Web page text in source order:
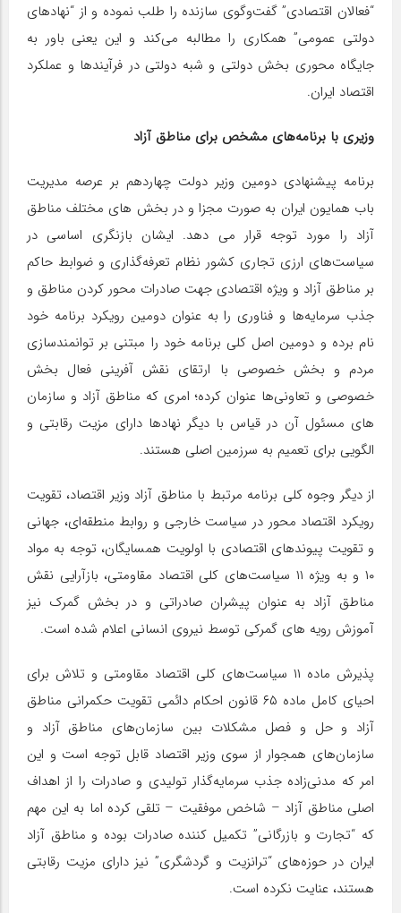
“فعالان اقتصادی” گفت‌وگوی سازنده را طلب نموده و از “نهادهای
دولتی عمومی” همکاری را مطالبه می‌کند و این یعنی باور به
جایگاه محوری بخش دولتی و شبه دولتی در فرآیندها و عملکرد
اقتصاد ایران.
وزیری با برنامه‌های مشخص برای مناطق آزاد
برنامه پیشنهادی دومین وزیر دولت چهاردهم بر عرصه مدیریت
باب همایون ایران به صورت مجزا و در بخش های مختلف مناطق
آزاد را مورد توجه قرار می دهد. ایشان بازنگری اساسی در
سیاست‌های ارزی تجاری کشور نظام تعرفه‌گذاری و ضوابط حاکم
بر مناطق آزاد و ویژه اقتصادی جهت صادرات محور کردن مناطق و
جذب سرمایه‌ها و فناوری را به عنوان دومین رویکرد برنامه خود
نام برده و دومین اصل کلی برنامه خود را مبتنی بر توانمندسازی
مردم و بخش خصوصی با ارتقای نقش آفرینی فعال بخش
خصوصی و تعاونی‌ها عنوان کرده؛ امری که مناطق آزاد و سازمان
های مسئول آن در قیاس با دیگر نهادها دارای مزیت رقابتی و
الگویی برای تعمیم به سرزمین اصلی هستند.
از دیگر وجوه کلی برنامه مرتبط با مناطق آزاد وزیر اقتصاد، تقویت
رویکرد اقتصاد محور در سیاست خارجی و روابط منطقه‌ای، جهانی
و تقویت پیوندهای اقتصادی با اولویت همسایگان، توجه به مواد
۱۰ و به ویژه ۱۱ سیاست‌های کلی اقتصاد مقاومتی، بازآرایی نقش
مناطق آزاد به عنوان پیشران صادراتی و در بخش گمرک نیز
آموزش رویه های گمرکی توسط نیروی انسانی اعلام شده است.
پذیرش ماده ۱۱ سیاست‌های کلی اقتصاد مقاومتی و تلاش برای
احیای کامل ماده ۶۵ قانون احکام دائمی تقویت حکمرانی مناطق
آزاد و حل و فصل مشکلات بین سازمان‌های مناطق آزاد و
سازمان‌های همجوار از سوی وزیر اقتصاد قابل توجه است و این
امر که مدنی‌زاده جذب سرمایه‌گذار تولیدی و صادرات را از اهداف
اصلی مناطق آزاد – شاخص موفقیت – تلقی کرده اما به این مهم
که “تجارت و بازرگانی” تکمیل کننده صادرات بوده و مناطق آزاد
ایران در حوزه‌های “ترانزیت و گردشگری” نیز دارای مزیت رقابتی
هستند، عنایت نکرده است.